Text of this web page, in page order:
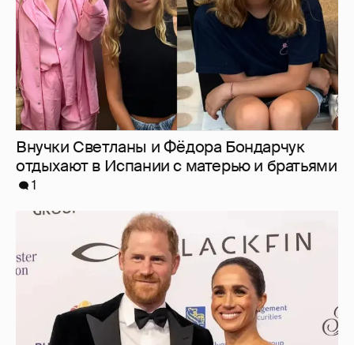
Меган Маркл и принц Гарри вышли в свет
в Канаде